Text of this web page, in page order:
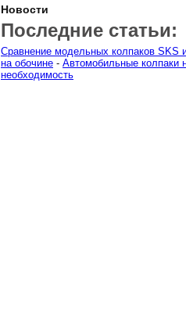
Новости
Последние статьи:
Сравнение модельных колпаков SKS
на обочине - Автомобильные колпаки
необходимость